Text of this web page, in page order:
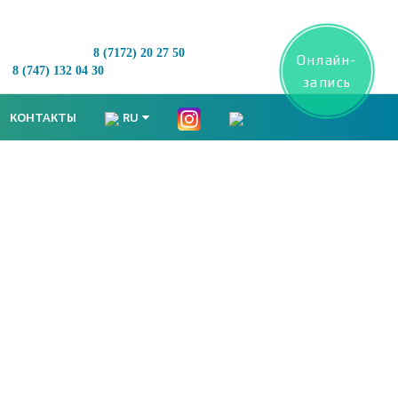
8 (7172) 20 27 50
8 (747) 132 04 30
КОНТАКТЫ RU
Онлайн-
запись